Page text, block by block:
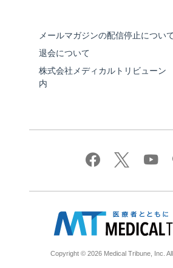
メールマガジンの配信停止につい
退会について
株式会社メディカルトリビューン
内
Copyright © 2026 Medical Tribune, Inc.